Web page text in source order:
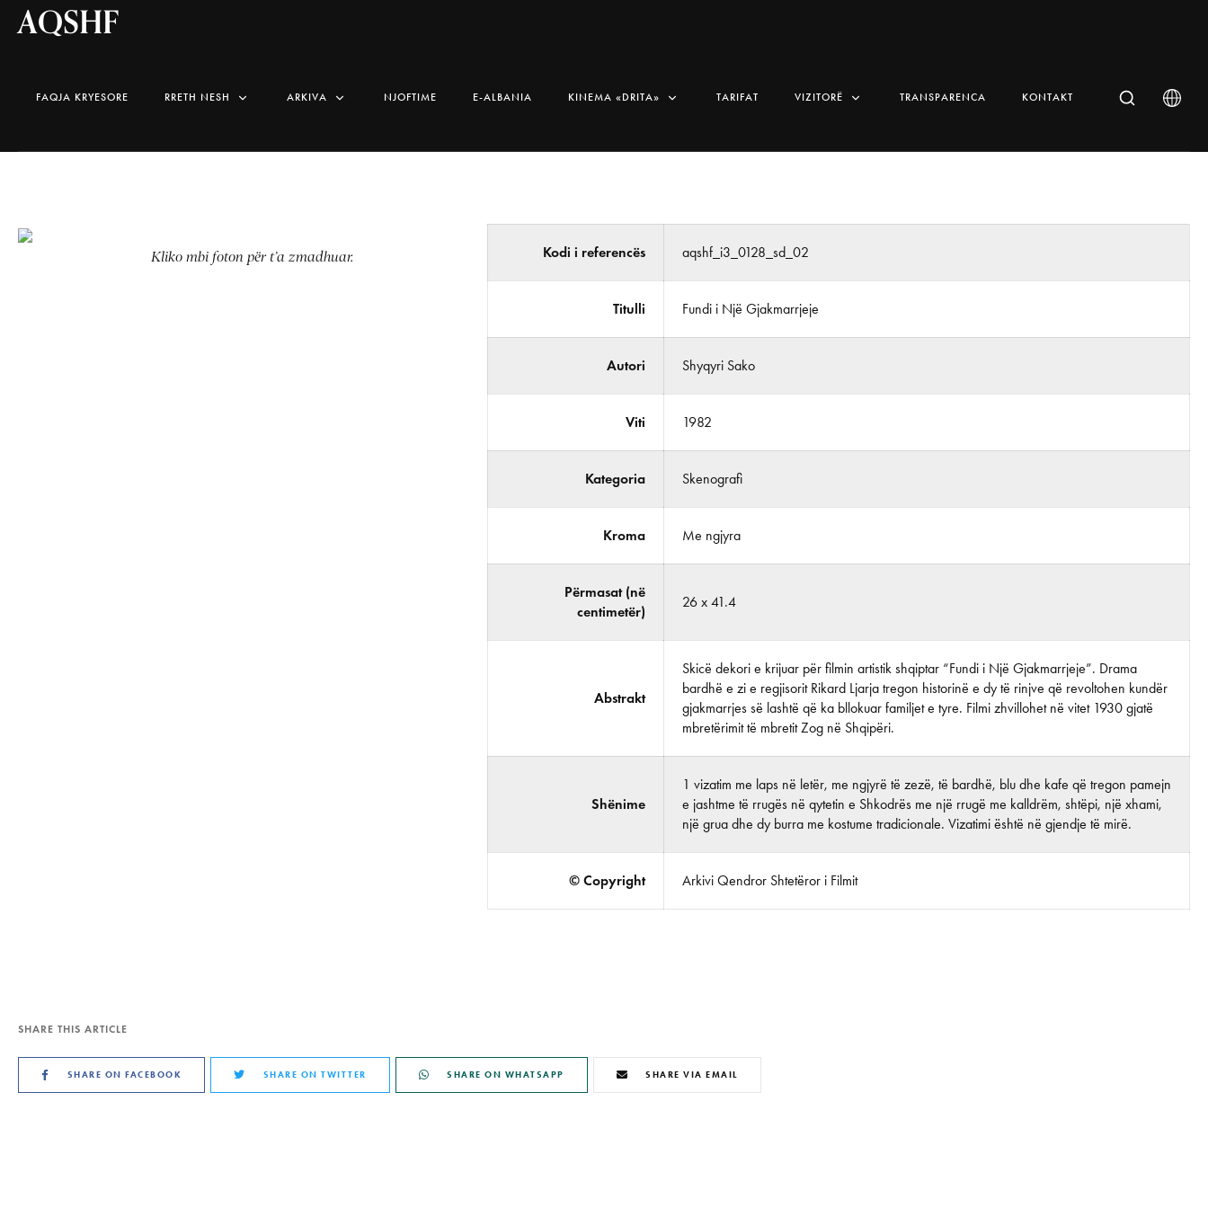
AQSHF
FAQJA KRYESORE RRETH NESH ARKIVA NJOFTIME E-ALBANIA KINEMA «DRITA» TARIFAT VIZITORË TRANSPARENCA KONTAKT
Kliko mbi foton për t’a zmadhuar. Kodi i referencës aqshf_i3_0128_sd_02
Titulli Fundi i Një Gjakmarrjeje
Autori Shyqyri Sako
Viti 1982
Kategoria Skenografi
Kroma Me ngjyra
Përmasat (në
centimetër)
26 x 41.4
Abstrakt
Skicë dekori e krijuar për filmin artistik shqiptar “Fundi i Një Gjakmarrjeje”. Drama
bardhë e zi e regjisorit Rikard Ljarja tregon historinë e dy të rinjve që revoltohen kundër
gjakmarrjes së lashtë që ka bllokuar familjet e tyre. Filmi zhvillohet në vitet 1930 gjatë
mbretërimit të mbretit Zog në Shqipëri.
Shënime
1 vizatim me laps në letër, me ngjyrë të zezë, të bardhë, blu dhe kafe që tregon pamejn
e jashtme të rrugës në qytetin e Shkodrës me një rrugë me kalldrëm, shtëpi, një xhami,
një grua dhe dy burra me kostume tradicionale. Vizatimi është në gjendje të mirë.
© Copyright Arkivi Qendror Shtetëror i Filmit
SHARE THIS ARTICLE
SHARE ON FACEBOOK SHARE ON TWITTER SHARE ON WHATSAPP SHARE VIA EMAIL